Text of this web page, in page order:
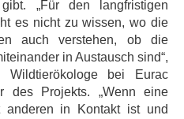
„Für den langfristigen
es nicht zu wissen, wo die
auch verstehen, ob die
in Austausch sind“,
Wildtierökologe bei Eurac
des Projekts. „Wenn eine
anderen in Kontakt ist und